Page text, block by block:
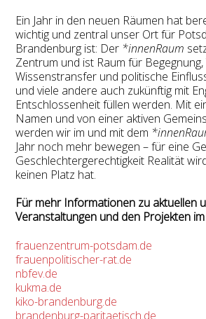
Ein Jahr in den neuen Räumen hat
wichtig und zentral unser Ort für
Brandenburg ist: Der *innenRaum
Zentrum und ist Raum für
Wissenstransfer und politische
und viele andere auch zukünftig mit
Entschlossenheit füllen werden. Mit
Namen und von einer aktiven
werden wir im und mit dem
Jahr noch mehr bewegen – für eine
Geschlechtergerechtigkeit Realität
keinen Platz hat.
Für mehr Informationen zu aktuellen
Veranstaltungen und den Projekten im
frauenzentrum-potsdam.de
frauenpolitischer-rat.de
nbfev.de
kukma.de
kiko-brandenburg.de
brandenburg-paritaetisch.de